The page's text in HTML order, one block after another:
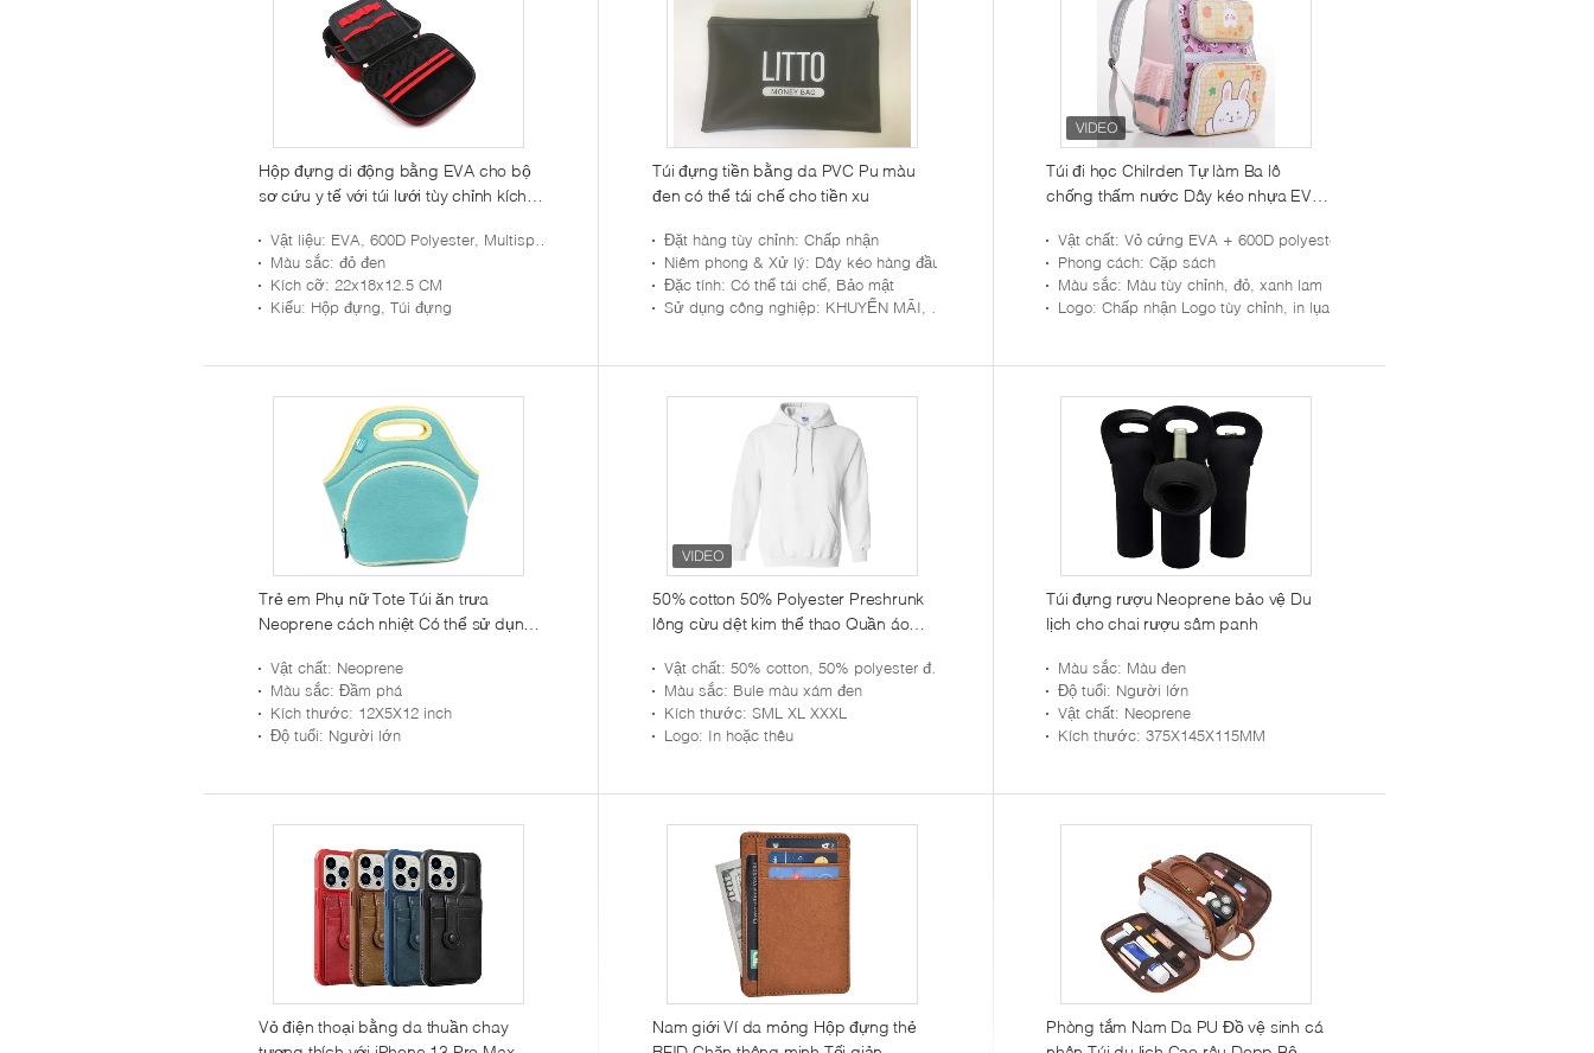
Hộp đựng di động bằng EVA cho bộ
sơ cứu y tế với túi lưới tùy chỉnh kích
Vật liệu: EVA, 600D Polyester, Multispandex
Màu sắc: đỏ đen
Kích cỡ: 22x18x12.5 CM
Kiểu: Hộp đựng, Túi đựng
Túi đựng tiền bằng da PVC Pu màu
đen có thể tái chế cho tiền xu
Đặt hàng tùy chỉnh: Chấp nhận
Niêm phong & Xử lý: Dây kéo hàng đầu
Đặc tính: Có thể tái chế, Bảo mật
Sử dụng công nghiệp: KHUYẾN MÃI, Quà tặng, ngân hàng
Túi đi học Chilrden Tự làm Ba lô
chống thấm nước Dây kéo nhựa EVA
Vật chất: Vỏ cứng EVA + 600D polyester
Phong cách: Cặp sách
Màu sắc: Màu tùy chỉnh, đỏ, xanh lam
Logo: Chấp nhận Logo tùy chỉnh, in lụa
Trẻ em Phụ nữ Tote Túi ăn trưa
Neoprene cách nhiệt Có thể sử dụng
Vật chất: Neoprene
Màu sắc: Đầm phá
Kích thước: 12X5X12 inch
Độ tuổi: Người lớn
50% cotton 50% Polyester Preshrunk
lông cừu dệt kim thể thao Quần áo
Vật chất: 50% cotton, 50% polyester đan sẵn lông cừu
Màu sắc: Bule màu xám đen
Kích thước: SML XL XXXL
Logo: In hoặc thêu
Túi đựng rượu Neoprene bảo vệ Du
lịch cho chai rượu sâm panh
Màu sắc: Màu đen
Độ tuổi: Người lớn
Vật chất: Neoprene
Kích thước: 375X145X115MM
Vỏ điện thoại bằng da thuần chay
Nam giới Ví da mỏng Hộp đựng thẻ
Phòng tắm Nam Da PU Đồ vệ sinh cá